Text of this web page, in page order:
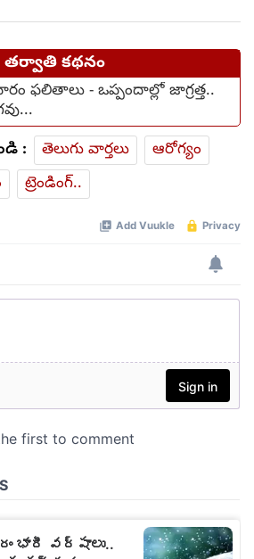
తర్వాతి కథనం
ఫలితాలు - ఒప్పందాల్లో జాగ్రత్త..
: తెలుగు వార్తలు
ఆరోగ్యం
ట్రెండింగ్..